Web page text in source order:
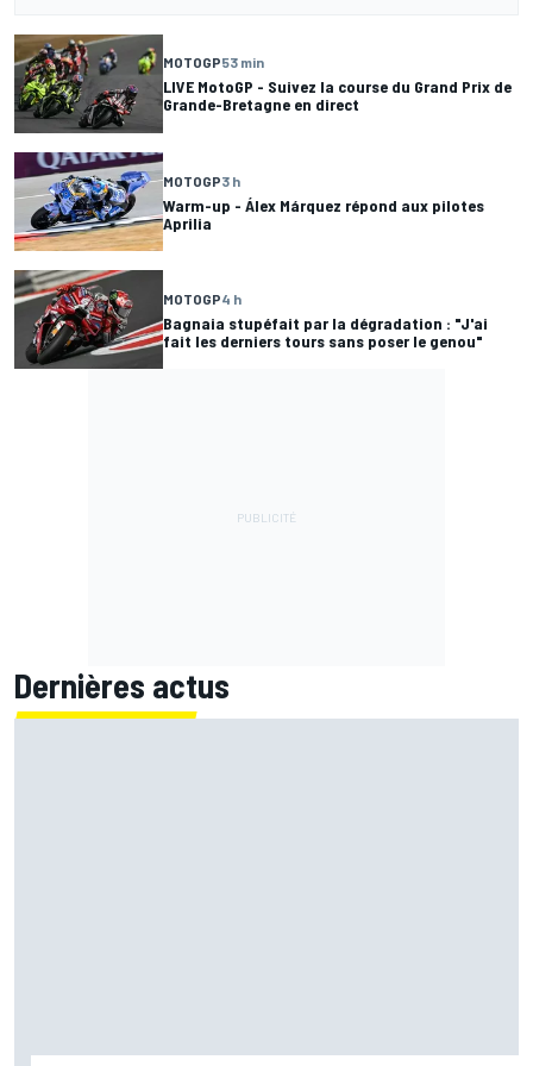
MOTOGP53 min
LIVE MotoGP - Suivez la course du Grand Prix de
Grande-Bretagne en direct
MOTOGP3 h
Warm-up - Álex Márquez répond aux pilotes
Aprilia
MOTOGP4 h
Bagnaia stupéfait par la dégradation : "J'ai
fait les derniers tours sans poser le genou"
Dernières actus